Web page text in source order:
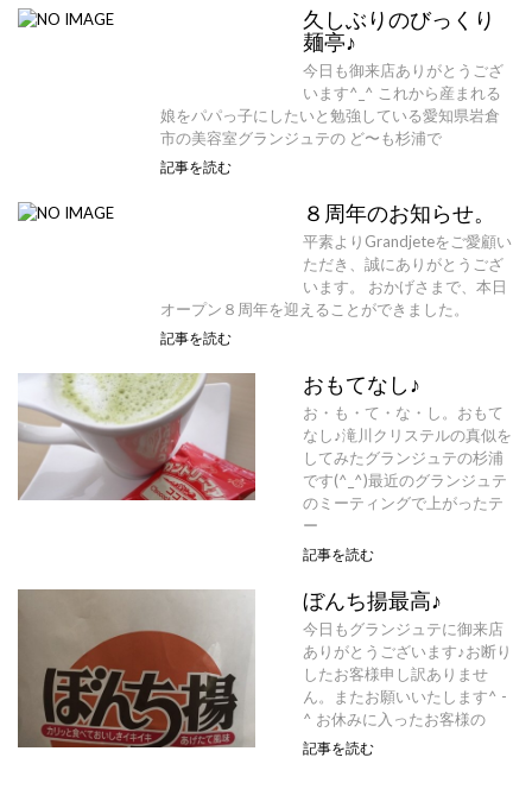
久しぶりのびっくり
麺亭♪
今日も御来店ありがとうござ
います^_^ これから産まれる
娘をパパっ子にしたいと勉強している愛知県岩倉
市の美容室グランジュテの ど〜も杉浦で
記事を読む
８周年のお知らせ。
平素よりGrandjeteをご愛顧い
ただき、誠にありがとうござ
います。 おかげさまで、本日
オープン８周年を迎えることができました。
記事を読む
おもてなし♪
お・も・て・な・し。おもて
なし♪滝川クリステルの真似を
してみたグランジュテの杉浦
です(^_^)最近のグランジュテ
のミーティングで上がったテ
ー
記事を読む
ぼんち揚最高♪
今日もグランジュテに御来店
ありがとうございます♪お断り
したお客様申し訳ありませ
ん。またお願いいたします^ -
^ お休みに入ったお客様の
記事を読む